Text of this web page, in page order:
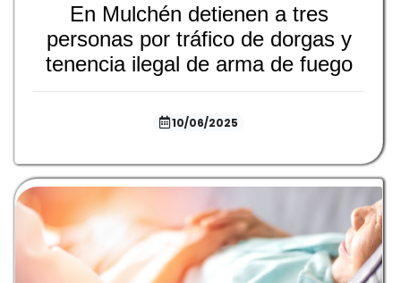
En Mulchén detienen a tres
personas por tráfico de dorgas y
tenencia ilegal de arma de fuego
10/06/2025